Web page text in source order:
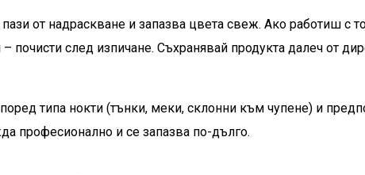
от надраскване и запазва цвета свеж. Ако работиш с
след изпичане. Съхранявай продукта далеч от
типа нокти (тънки, меки, склонни към чупене) и
професионално и се запазва по-дълго.